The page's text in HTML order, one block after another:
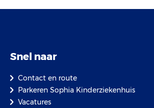
Snel naar
Contact en route
Parkeren Sophia Kinderziekenhuis
Vacatures